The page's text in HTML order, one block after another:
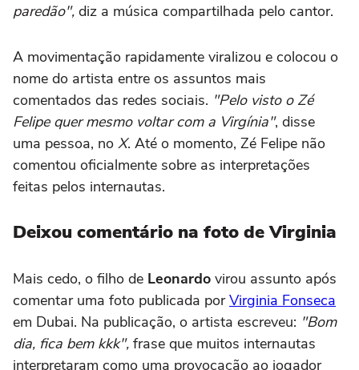
paredão", diz a música compartilhada pelo cantor.
A movimentação rapidamente viralizou e colocou o
nome do artista entre os assuntos mais
comentados das redes sociais. "Pelo visto o Zé
Felipe quer mesmo voltar com a Virgínia", disse
uma pessoa, no X. Até o momento, Zé Felipe não
comentou oficialmente sobre as interpretações
feitas pelos internautas.
Deixou comentário na foto de Virginia
Mais cedo, o filho de Leonardo virou assunto após
comentar uma foto publicada porVirginia Fonseca
em Dubai. Na publicação, o artista escreveu: "Bom
dia, fica bem kkk", frase que muitos internautas
interpretaram como uma provocação ao jogador